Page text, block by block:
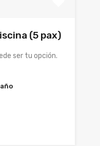
(5 pax)
ser tu opción.